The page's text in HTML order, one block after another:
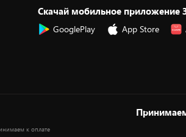
Скачай мобильное приложение
GooglePlay App Store